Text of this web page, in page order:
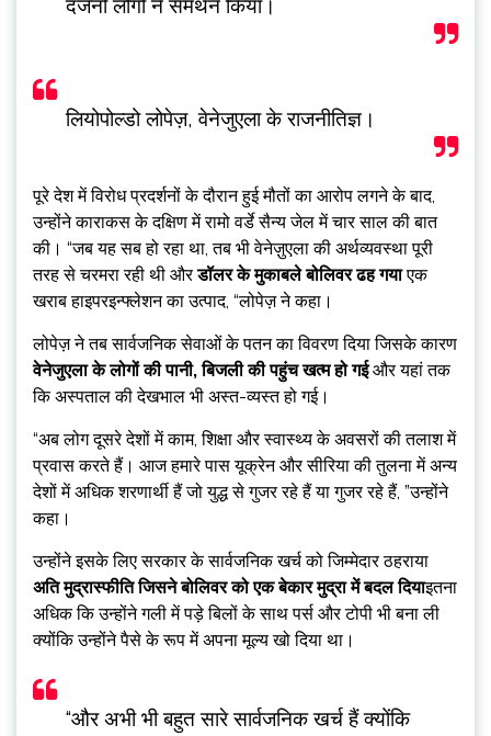
दर्जनों लोगों ने समर्थन किया।
लियोपोल्डो लोपेज़, वेनेजुएला के राजनीतिज्ञ।
पूरे देश में विरोध प्रदर्शनों के दौरान हुई मौतों का आरोप लगने के बाद,
उन्होंने काराकस के दक्षिण में रामो वर्डे सैन्य जेल में चार साल की बात
की। “जब यह सब हो रहा था, तब भी वेनेज़ुएला की अर्थव्यवस्था पूरी
तरह से चरमरा रही थी औरडॉलर के मुकाबले बोलिवर ढह गयाएक
खराब हाइपरइन्फ्लेशन का उत्पाद, “लोपेज़ ने कहा।
लोपेज़ ने तब सार्वजनिक सेवाओं के पतन का विवरण दिया जिसके कारण
वेनेजुएला के लोगों की पानी, बिजली की पहुंच खत्म हो गईऔर यहां तक ​​
कि अस्पताल की देखभाल भी अस्त-व्यस्त हो गई।
“अब लोग दूसरे देशों में काम, शिक्षा और स्वास्थ्य के अवसरों की तलाश में
प्रवास करते हैं। आज हमारे पास यूक्रेन और सीरिया की तुलना में अन्य
देशों में अधिक शरणार्थी हैं जो युद्ध से गुजर रहे हैं या गुजर रहे हैं, ”उन्होंने
कहा।
उन्होंने इसके लिए सरकार के सार्वजनिक खर्च को जिम्मेदार ठहराया
अति मुद्रास्फीति जिसने बोलिवर को एक बेकार मुद्रा में बदल दियाइतना
अधिक कि उन्होंने गली में पड़े बिलों के साथ पर्स और टोपी भी बना ली
क्योंकि उन्होंने पैसे के रूप में अपना मूल्य खो दिया था।
“और अभी भी बहुत सारे सार्वजनिक खर्च हैं क्योंकि